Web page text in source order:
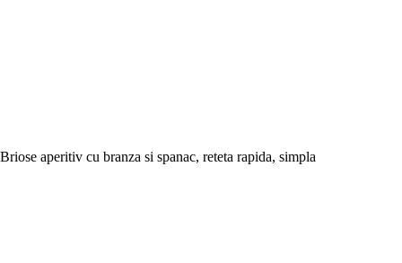
Briose aperitiv cu branza si spanac, reteta rapida, simpla